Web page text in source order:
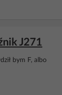
J271
bym F, albo